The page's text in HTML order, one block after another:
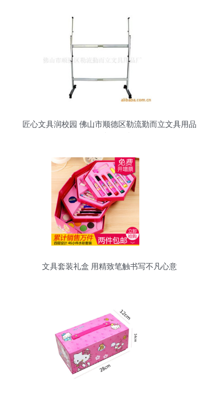
匠心文具润校园 佛山市顺德区勒流勤而立文具用品
文具套装礼盒 用精致笔触书写不凡心意